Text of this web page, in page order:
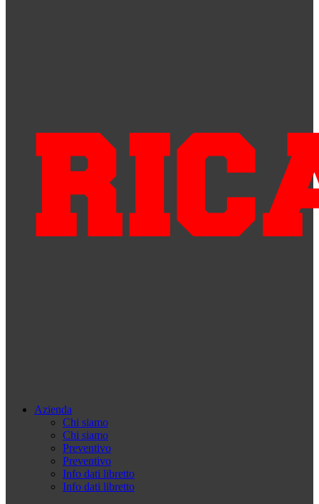
Azienda
Chi siamo
Chi siamo
Preventivo
Preventivo
Info dati libretto
Info dati libretto